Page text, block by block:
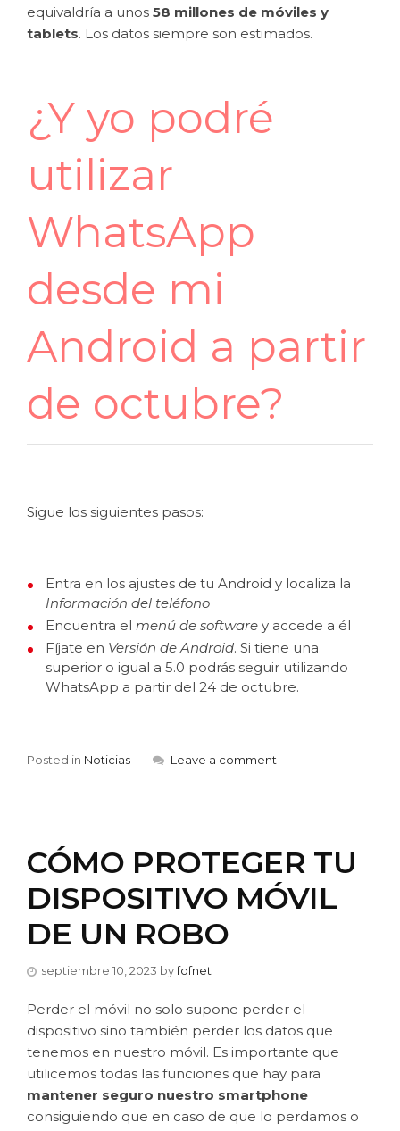
equivaldría a unos 58 millones de móviles y
tablets. Los datos siempre son estimados.
¿Y yo podré
utilizar
WhatsApp
desde mi
Android a partir
de octubre?
Sigue los siguientes pasos:
Entra en los ajustes de tu Android y localiza la
Información del teléfono
Encuentra el menú de software y accede a él
Fíjate en Versión de Android. Si tiene una
superior o igual a 5.0 podrás seguir utilizando
WhatsApp a partir del 24 de octubre.
Posted in Noticias Leave a comment
CÓMO PROTEGER TU
DISPOSITIVO MÓVIL
DE UN ROBO
septiembre 10, 2023 byfofnet
Perder el móvil no solo supone perder el
dispositivo sino también perder los datos que
tenemos en nuestro móvil. Es importante que
utilicemos todas las funciones que hay para
mantener seguro nuestro smartphone
consiguiendo que en caso de que lo perdamos o